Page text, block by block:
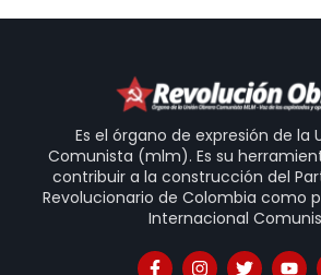
Es el órgano de expresión de la
Comunista (mlm). Es su
contribuir a la construcción del
Revolucionario de Colombia como
Internacional